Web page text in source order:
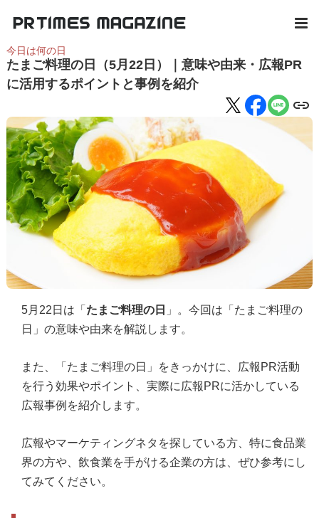
今日は何の日
たまご料理の日（5月22日）｜意味や由来・広報PR
に活用するポイントと事例を紹介
5月22日は「 たまご料理の日 」。今回は「たまご料理の
日」の意味や由来を解説します。
また、「たまご料理の日」をきっかけに、広報PR活動
を行う効果やポイント、実際に広報PRに活かしている
広報事例を紹介します。
広報やマーケティングネタを探している方、特に食品業
界の方や、飲食業を手がける企業の方は、ぜひ参考にし
てみてください。